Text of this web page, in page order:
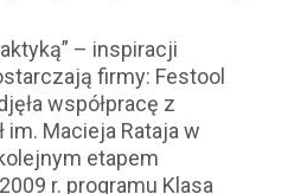
– inspiracji
firmy: Festool
współpracę z
im. Macieja Rataja w
etapem
r. programu Klasa